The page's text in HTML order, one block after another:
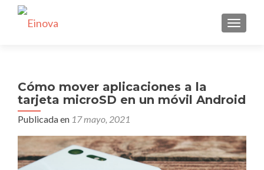
Cómo mover aplicaciones a la
tarjeta microSD en un móvil Android
Publicada en 17 mayo, 2021